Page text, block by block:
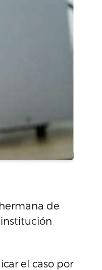
de
el caso por